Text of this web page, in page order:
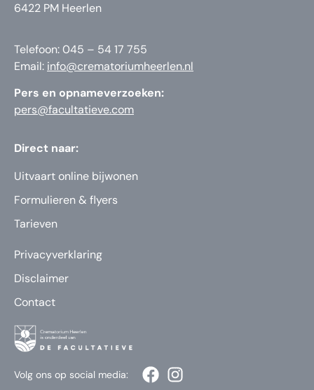
6422 PM Heerlen
Telefoon: 045 – 54 17 755
Email: info@crematoriumheerlen.nl
Pers en opnameverzoeken:
pers@facultatieve.com
Direct naar:
Uitvaart online bijwonen
Formulieren & flyers
Tarieven
Privacyverklaring
Disclaimer
Contact
Volg ons op social media: